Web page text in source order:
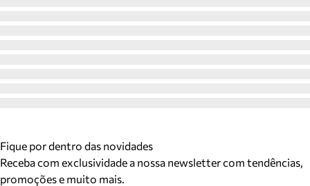
Fique por dentro das novidades
Receba com exclusividade a nossa newsletter com tendências,
promoções e muito mais.